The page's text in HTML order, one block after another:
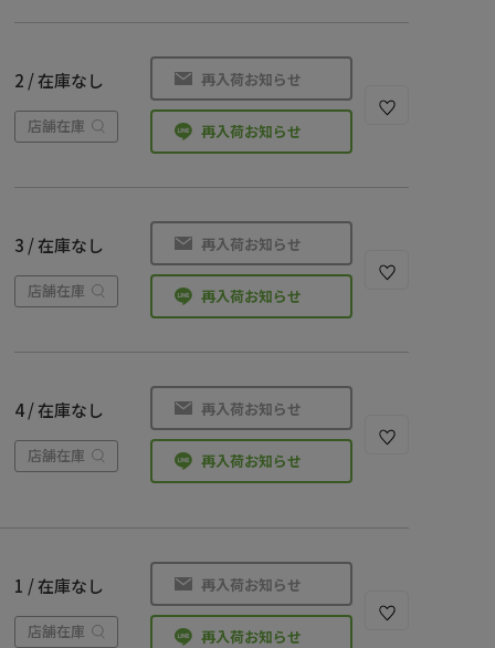
2 / 在庫なし
店舗在庫
再入荷お知らせ
再入荷お知らせ
3 / 在庫なし
店舗在庫
再入荷お知らせ
再入荷お知らせ
4 / 在庫なし
店舗在庫
再入荷お知らせ
再入荷お知らせ
1 / 在庫なし
店舗在庫
再入荷お知らせ
再入荷お知らせ